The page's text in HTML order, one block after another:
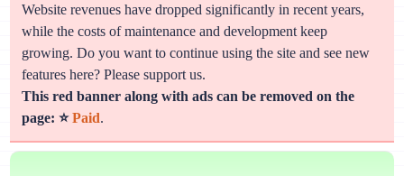
Website revenues have dropped significantly in recent years,
while the costs of maintenance and development keep
growing. Do you want to continue using the site and see new
features here? Please support us.
This red banner along with ads can be removed on the
page: ⭐Paid.